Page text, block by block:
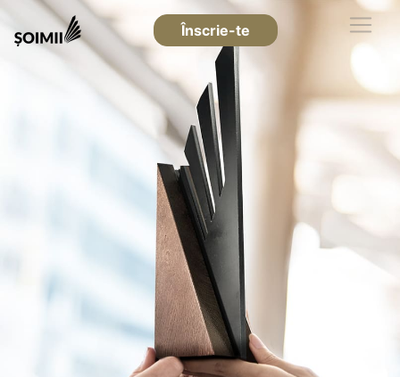
Înscrie-te